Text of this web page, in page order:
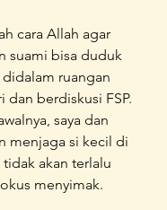
cara Allah agar
suami bisa duduk
ruangan
dan berdiskusi FSP.
saya dan
menjaga si kecil di
akan terlalu
menyimak.